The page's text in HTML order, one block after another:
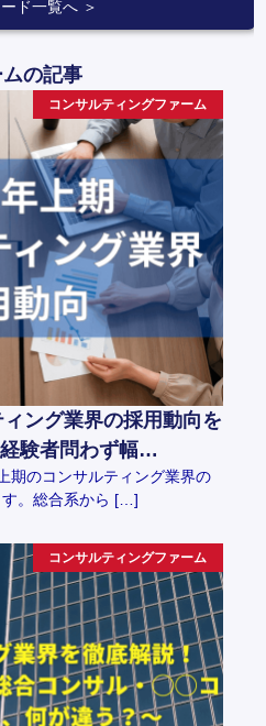
ド一覧へ ＞
の記事
コンサルティングファーム
ング業界の採用動向を
験者問わず幅…
期のコンサルティング業界の
す。総合系から […]
コンサルティングファーム